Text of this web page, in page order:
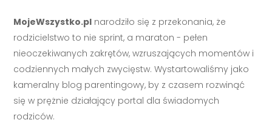
MojeWszystko.pl narodziło się z przekonania, że
rodzicielstwo to nie sprint, a maraton - pełen
nieoczekiwanych zakrętów, wzruszających momentów i
codziennych małych zwycięstw. Wystartowaliśmy jako
kameralny blog parentingowy, by z czasem rozwinąć
się w prężnie działający portal dla świadomych
rodziców.